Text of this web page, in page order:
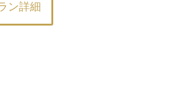
ン詳細